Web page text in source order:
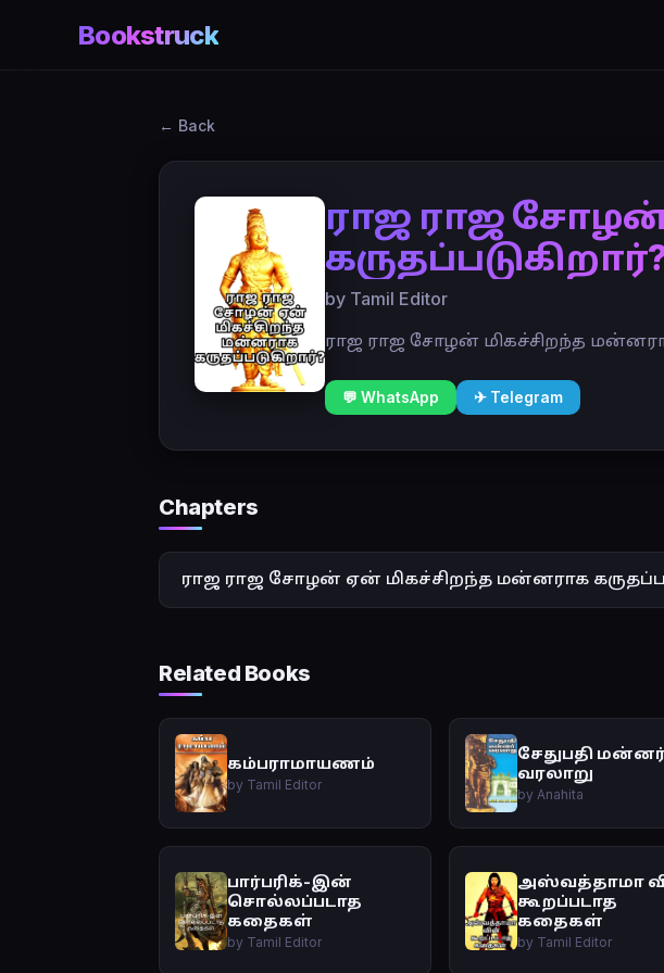
Bookstruck
← Back
ராஜ ராஜ
by Tamil Editor
ராஜ ராஜ சோழன் மிகச்சிறந்த
💬 WhatsApp ✈ Telegram
Chapters
ராஜ ராஜ சோழன் ஏன் மிகச்சிறந்த மன்னராக
Related Books
கம்பராமாயணம்
by Tamil Editor
சேதுபதி
வரலாறு
by Anahita
பார்பரிக்-இன்
சொல்லப்படாத
கதைகள்
by Tamil Editor
அஸ்வத்தாமா
கூறப்படாத
கதைகள்
by Tamil Editor